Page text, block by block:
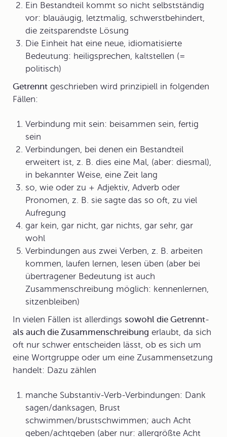
Ein Bestandteil kommt so nicht selbstständig
vor: blauäugig, letztmalig, schwerstbehindert,
die zeitsparendste Lösung
Die Einheit hat eine neue, idiomatisierte
Bedeutung: heiligsprechen, kaltstellen (=
politisch)
Getrennt geschrieben wird prinzipiell in folgenden
Fällen:
Verbindung mit sein: beisammen sein, fertig
sein
Verbindungen, bei denen ein Bestandteil
erweitert ist, z. B. dies eine Mal, (aber: diesmal),
in bekannter Weise, eine Zeit lang
so, wie oder zu + Adjektiv, Adverb oder
Pronomen, z. B. sie sagte das so oft, zu viel
Aufregung
gar kein, gar nicht, gar nichts, gar sehr, gar
wohl
Verbindungen aus zwei Verben, z. B. arbeiten
kommen, laufen lernen, lesen üben (aber bei
übertragener Bedeutung ist auch
Zusammenschreibung möglich: kennenlernen,
sitzenbleiben)
In vielen Fällen ist allerdings sowohl die Getrennt-
als auch die Zusammenschreibung erlaubt, da sich
oft nur schwer entscheiden lässt, ob es sich um
eine Wortgruppe oder um eine Zusammensetzung
handelt: Dazu zählen
manche Substantiv-Verb-Verbindungen: Dank
sagen/danksagen, Brust
schwimmen/brustschwimmen; auch Acht
geben/achtgeben (aber nur: allergrößte Acht